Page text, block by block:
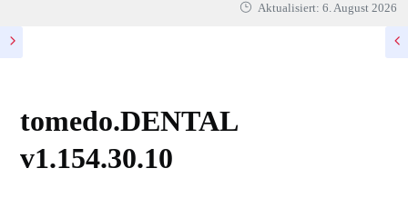
Aktualisiert: 6. August 2026
tomedo.DENTAL
v1.154.30.10